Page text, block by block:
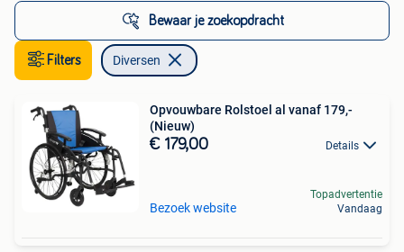
Bewaar je zoekopdracht
Filters Diversen
Opvouwbare Rolstoel al vanaf 179,-
(Nieuw)
€ 179,00 Details
Bezoek website
Topadvertentie
Vandaag